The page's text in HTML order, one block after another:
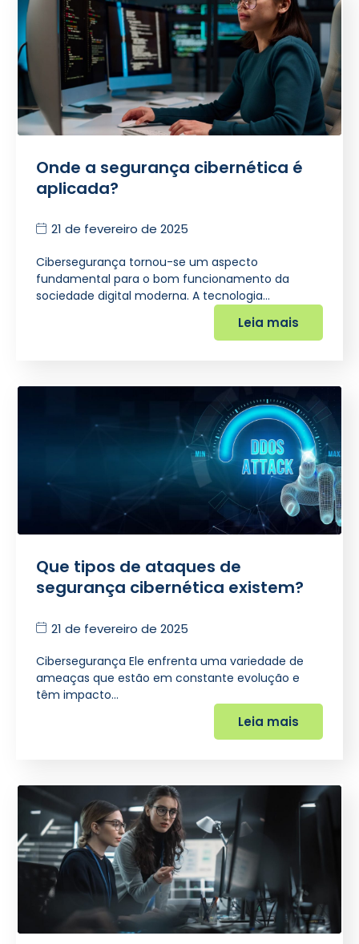
Onde a segurança cibernética é
aplicada?
21 de fevereiro de 2025
Cibersegurança tornou-se um aspecto
fundamental para o bom funcionamento da
sociedade digital moderna. A tecnologia…
Leia mais
Que tipos de ataques de
segurança cibernética existem?
21 de fevereiro de 2025
Cibersegurança Ele enfrenta uma variedade de
ameaças que estão em constante evolução e
têm impacto…
Leia mais